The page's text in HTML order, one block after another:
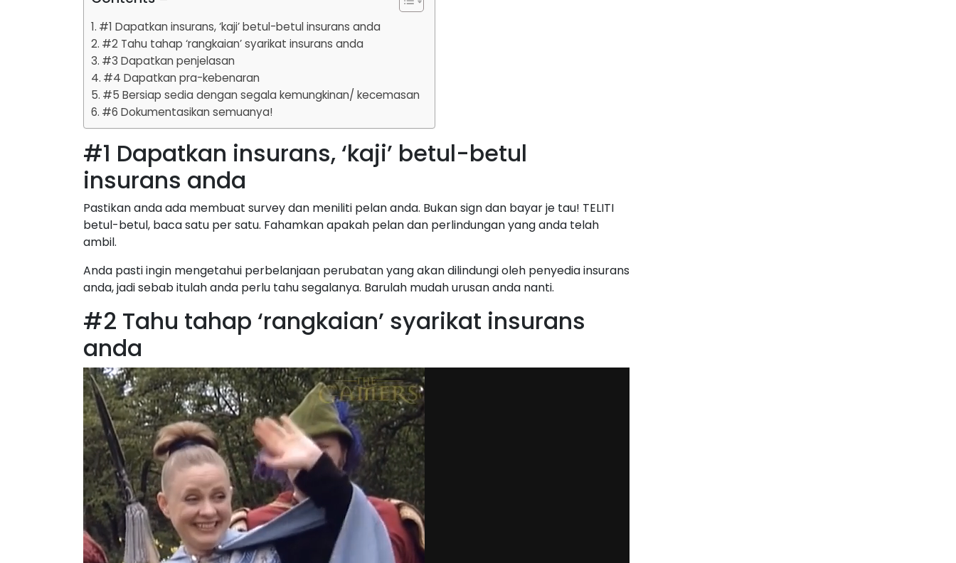
#1 Dapatkan insurans, ‘kaji’ betul-betul insurans anda
#2 Tahu tahap ‘rangkaian’ syarikat insurans anda
#3 Dapatkan penjelasan
#4 Dapatkan pra-kebenaran
#5 Bersiap sedia dengan segala kemungkinan/ kecemasan
#6 Dokumentasikan semuanya!
#1 Dapatkan insurans, ‘kaji’ betul-betul
insurans anda
Pastikan anda ada membuat survey dan meniliti pelan anda. Bukan sign dan bayar je tau! TELITI
betul-betul, baca satu per satu. Fahamkan apakah pelan dan perlindungan yang anda telah
ambil.
Anda pasti ingin mengetahui perbelanjaan perubatan yang akan dilindungi oleh penyedia insurans
anda, jadi sebab itulah anda perlu tahu segalanya. Barulah mudah urusan anda nanti.
#2 Tahu tahap ‘rangkaian’ syarikat insurans
anda